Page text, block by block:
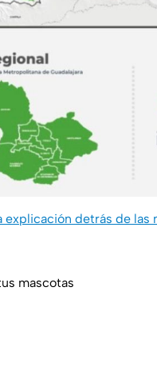
explicación detrás de las
mascotas